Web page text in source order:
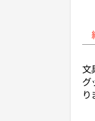
文
グ
り